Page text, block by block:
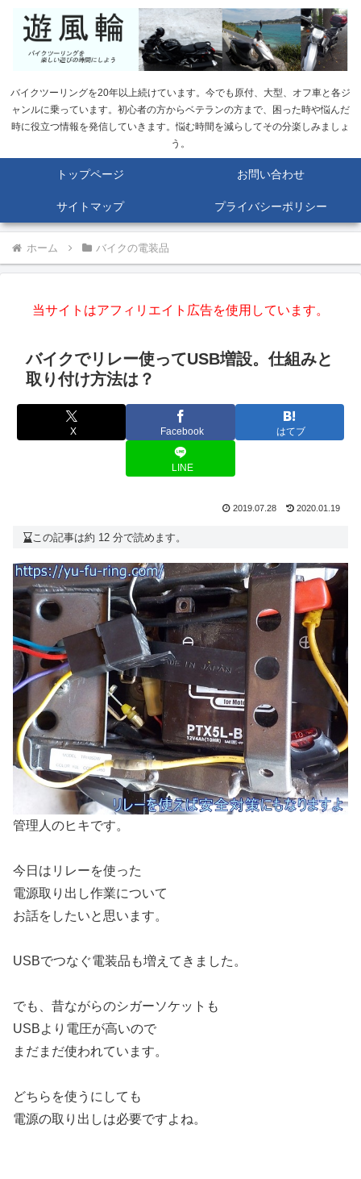
バイクツーリングを20年以上続けています。今でも原付、大型、オフ車と各ジ
ャンルに乗っています。初心者の方からベテランの方まで、困った時や悩んだ
時に役立つ情報を発信していきます。悩む時間を減らしてその分楽しみましょ
う。
トップページ お問い合わせ
サイトマップ プライバシーポリシー
ホーム バイクの電装品
当サイトはアフィリエイト広告を使用しています。
バイクでリレー使ってUSB増設。仕組みと
取り付け方法は？
X Facebook はてブ
LINE
2019.07.28 2020.01.19
この記事は約 12 分で読めます。
管理人のヒキです。
今日はリレーを使った
電源取り出し作業について
お話をしたいと思います。
USBでつなぐ電装品も増えてきました。
でも、昔ながらのシガーソケットも
USBより電圧が高いので
まだまだ使われています。
どちらを使うにしても
電源の取り出しは必要ですよね。